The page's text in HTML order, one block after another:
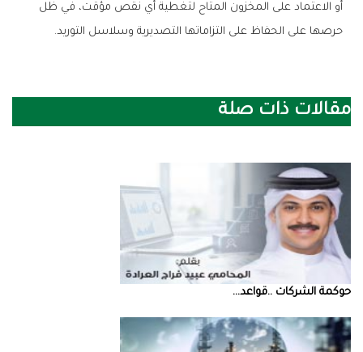
‬حرصها‭ ‬على‭ ‬الحفاظ‭ ‬على‭ ‬التزاماتها‭ ‬التصديرية‭ ‬وسلاسل‭ ‬التوريد‭.‬
مقالات ذات صلة
حوكمة‭ ‬الشركات‭.. ‬قواعد‭ ...